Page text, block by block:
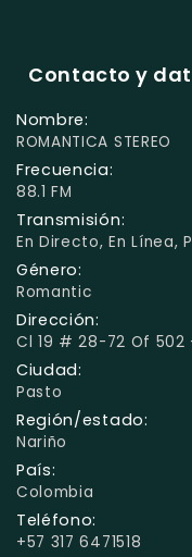
Contacto y
Nombre:
ROMANTICA STEREO
Frecuencia:
88.1 FM
Transmisión:
En Directo, En Línea,
Género:
Romantic
Dirección:
Cl 19 # 28-72 Of 502
Ciudad:
Pasto
Región/estado:
Nariño
País:
Colombia
Teléfono:
+57 317 6471518